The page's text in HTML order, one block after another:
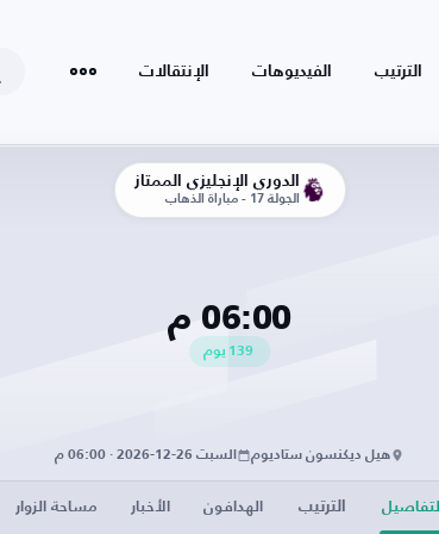
الترتيب الفيديوهات الإنتقالات
الدوري الإنجليزي الممتاز
الجولة 17 - مباراة الذهاب
06:00 م
139 يوم
هيل ديكنسون ستاديوم السبت 26-12-2026 · 06:00 م
التفاصيل الترتيب الهدافون الأخبار مساحة الزوار